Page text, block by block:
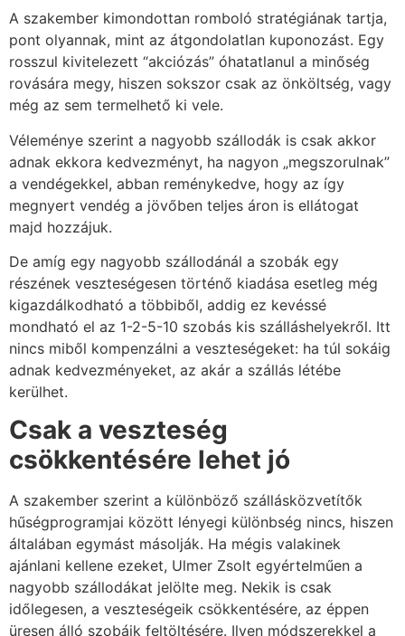
A szakember kimondottan romboló stratégiának tartja,
pont olyannak, mint az átgondolatlan kuponozást. Egy
rosszul kivitelezett “akciózás” óhatatlanul a minőség
rovására megy, hiszen sokszor csak az önköltség, vagy
még az sem termelhető ki vele.
Véleménye szerint a nagyobb szállodák is csak akkor
adnak ekkora kedvezményt, ha nagyon „megszorulnak”
a vendégekkel, abban reménykedve, hogy az így
megnyert vendég a jövőben teljes áron is ellátogat
majd hozzájuk.
De amíg egy nagyobb szállodánál a szobák egy
részének veszteségesen történő kiadása esetleg még
kigazdálkodható a többiből, addig ez kevéssé
mondható el az 1-2-5-10 szobás kis szálláshelyekről. Itt
nincs miből kompenzálni a veszteségeket: ha túl sokáig
adnak kedvezményeket, az akár a szállás létébe
kerülhet.
Csak a veszteség
csökkentésére lehet jó
A szakember szerint a különböző szállásközvetítők
hűségprogramjai között lényegi különbség nincs, hiszen
általában egymást másolják. Ha mégis valakinek
ajánlani kellene ezeket, Ulmer Zsolt egyértelműen a
nagyobb szállodákat jelölte meg. Nekik is csak
időlegesen, a veszteségeik csökkentésére, az éppen
üresen álló szobáik feltöltésére. Ilyen módszerekkel a